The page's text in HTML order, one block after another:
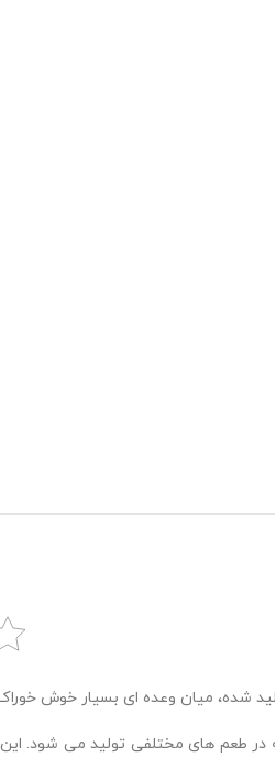
شده، میان وعده ای بسیار خوش
طعم های مختلفی تولید می شود. این